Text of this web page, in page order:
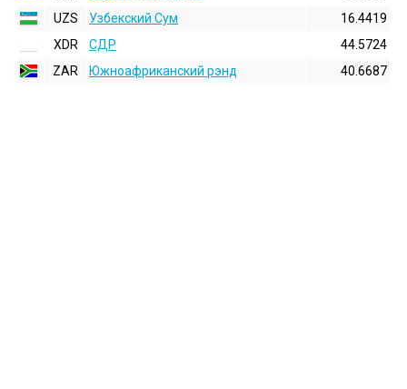
UZS
Узбекский Сум
16.4419
XDR
СДР
44.5724
ZAR
Южноафриканский рэнд 40.6687